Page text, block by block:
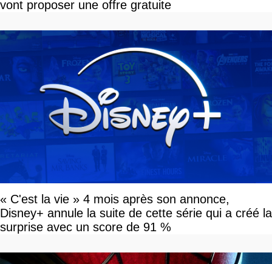
vont proposer une offre gratuite
« C'est la vie » 4 mois après son annonce,
Disney+ annule la suite de cette série qui a créé la
surprise avec un score de 91 %